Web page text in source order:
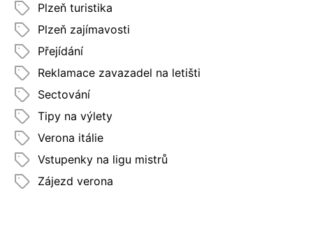
Plzeň turistika
Plzeň zajímavosti
Přejídání
Reklamace zavazadel na letišti
Sectování
Tipy na výlety
Verona itálie
Vstupenky na ligu mistrů
Zájezd verona